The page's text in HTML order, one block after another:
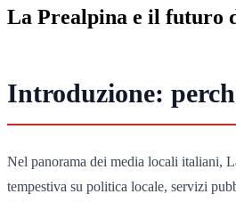
La Prealpina e il futuro
Introduzione:
Nel panorama dei media locali italiani,
tempestiva su politica locale, servizi